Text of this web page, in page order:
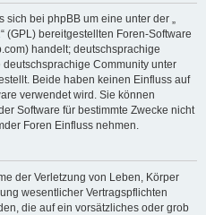
sich bei phpBB um eine unter der „
“ (GPL) bereitgestellten Foren-Software
handelt; deutschsprachige
Community unter
Beide haben keinen Einfluss auf
verwendet wird. Sie können
Software für bestimmte Zwecke nicht
Foren Einfluss nehmen.
der Verletzung von Leben, Körper
wesentlicher Vertragspflichten
die auf ein vorsätzliches oder grob